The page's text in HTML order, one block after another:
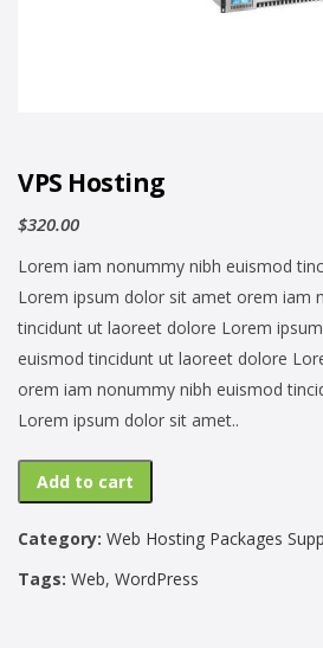
VPS Hosting
$320.00
Lorem iam nonummy nibh euismod
Lorem ipsum dolor sit amet orem iam
tincidunt ut laoreet dolore Lorem
euismod tincidunt ut laoreet dolore
orem iam nonummy nibh euismod
Lorem ipsum dolor sit amet..
Add to cart
Category: Web Hosting Packages
Tags: Web, WordPress